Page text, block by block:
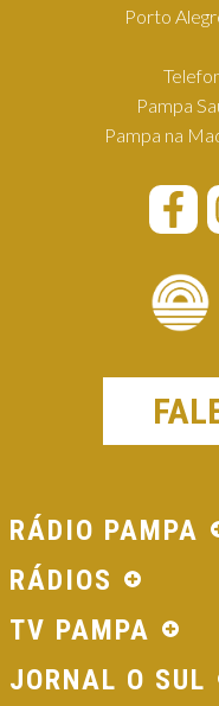
Porto
Pampa
Pampa na
RÁDIO PAMPA
RÁDIOS
TV PAMPA
JORNAL O SUL